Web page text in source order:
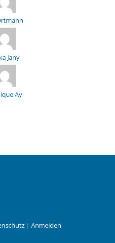
Jany
Ay
| Anmelden